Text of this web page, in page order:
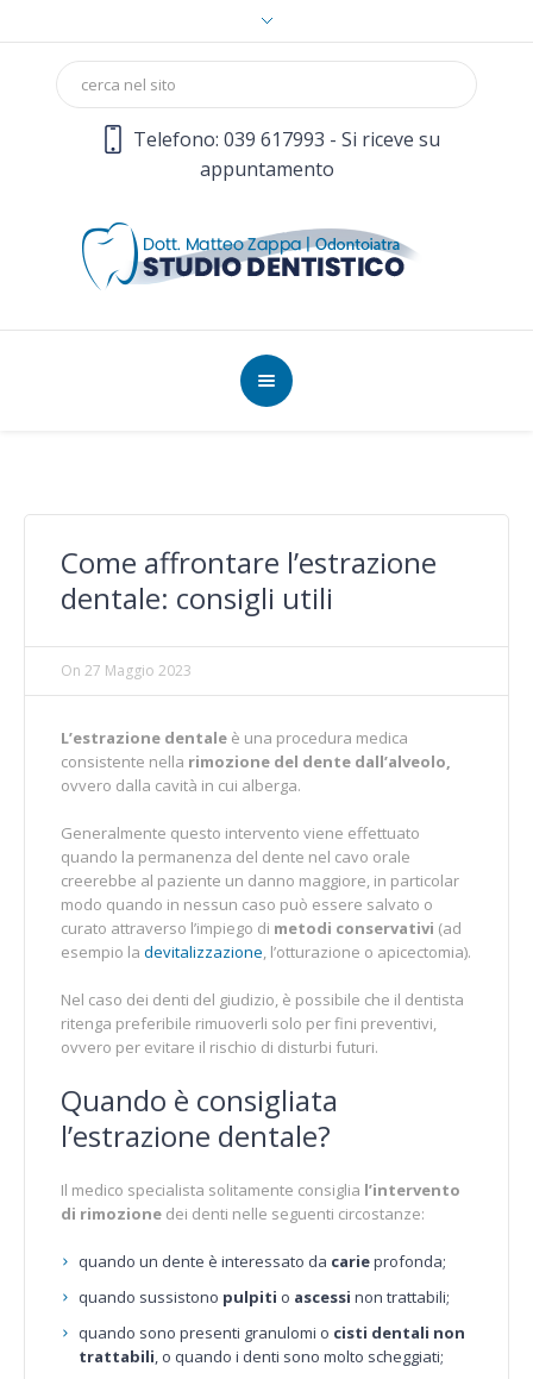
Telefono: 039 617993 - Si riceve su
appuntamento
Come affrontare l’estrazione
dentale: consigli utili
On 27 Maggio 2023
L’estrazione dentale è una procedura medica
consistente nella rimozione del dente dall’alveolo,
ovvero dalla cavità in cui alberga.
Generalmente questo intervento viene effettuato
quando la permanenza del dente nel cavo orale
creerebbe al paziente un danno maggiore, in particolar
modo quando in nessun caso può essere salvato o
curato attraverso l’impiego di metodi conservativi (ad
esempio la devitalizzazione, l’otturazione o apicectomia).
Nel caso dei denti del giudizio, è possibile che il dentista
ritenga preferibile rimuoverli solo per fini preventivi,
ovvero per evitare il rischio di disturbi futuri.
Quando è consigliata
l’estrazione dentale?
Il medico specialista solitamente consiglia l’intervento
di rimozione dei denti nelle seguenti circostanze:
quando un dente è interessato da carieprofonda;
quando sussistono pulpiti o ascessi non trattabili;
quando sono presenti granulomi o cisti dentali non
trattabili, o quando i denti sono molto scheggiati;